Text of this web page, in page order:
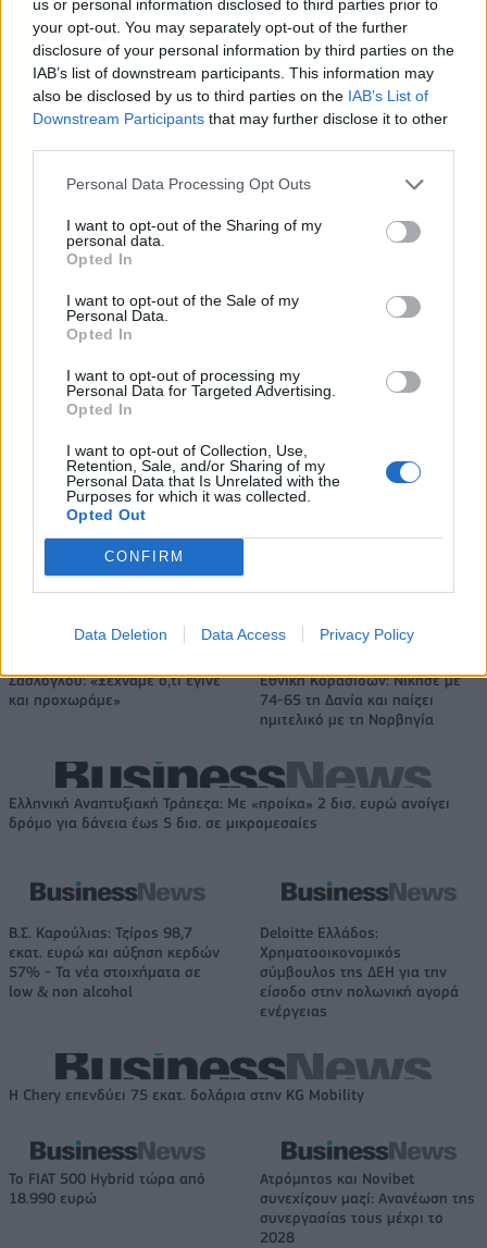
us or personal information disclosed to third parties prior to
your opt-out. You may separately opt-out of the further
disclosure of your personal information by third parties on the
IAB’s list of downstream participants. This information may
also be disclosed by us to third parties on the IAB’s List of
Downstream Participants that may further disclose it to other
Personal Data Processing Opt Outs
I want to opt-out of the Sharing of my
personal data.
Opted In
I want to opt-out of the Sale of my
Personal Data.
Opted In
I want to opt-out of processing my
Personal Data for Targeted Advertising.
Opted In
I want to opt-out of Collection, Use,
Retention, Sale, and/or Sharing of my
Personal Data that Is Unrelated with the
Purposes for which it was collected.
Opted Out
CONFIRM
Data Deletion Data Access Privacy Policy
Ουγγαρία
Fourlis: Συμφωνία για την πώληση συμμετοχής στο Sofia South Ring
Mall έναντι 49,35 εκατ. ευρώ
Χρηματιστήριο Αθηνών:
Εβδομαδιαία άνοδος 1,76%,
κέρδη 23,31% από τις αρχές
του Γρηγόρη Δημητριάδη - Ο
Γιάννης Αλαφούζος επιστρέφει
Media: Με ενίσχυση 8 εκατ. ευρώ σε 451 επιχειρήσεις ξεκίνησε το
πρόγραμμα στήριξης- Κάλυψη εισφορών ΕΔΟΕΑΠ
Η Toyota φέρνει νέα γενιά
μπαταριών για τα υβριδικά της
Σε κινεζική… πολιορκία η
ευρωπαϊκή
Νέο Audi A2 e-tron με στόχο την κορυφή της αποδοτικότητας
Σασλόγλου: «Ξεχνάμε ό,τι έγινε
και προχωράμε»
Εθνική Κορασίδων: Νίκησε με
74-65 τη Δανία και παίζει
ημιτελικό με τη Νορβηγία
Ελληνική Αναπτυξιακή Τράπεζα: Με «προίκα» 2 δισ. ευρώ ανοίγει
δρόμο για δάνεια έως 5 δισ. σε μικρομεσαίες
Β.Σ. Καρούλιας: Τζίρος 98,7
εκατ. ευρώ και αύξηση κερδών
57% - Τα νέα στοιχήματα σε
low & non alcohol
Deloitte Ελλάδος:
Χρηματοοικονομικός
σύμβουλος της ΔΕΗ για την
είσοδο στην πολωνική αγορά
ενέργειας
Η Chery επενδύει 75 εκατ. δολάρια στην KG Mobility
Το FIAT 500 Hybrid τώρα από
18.990 ευρώ
Ατρόμητος και Novibet
συνεχίζουν μαζί: Ανανέωση της
συνεργασίας τους μέχρι το
2028